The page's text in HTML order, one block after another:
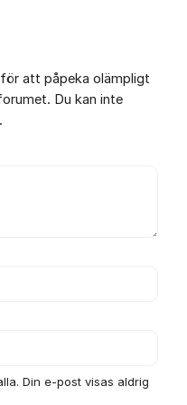
att påpeka olämpligt
Du kan inte
Din e-post visas aldrig